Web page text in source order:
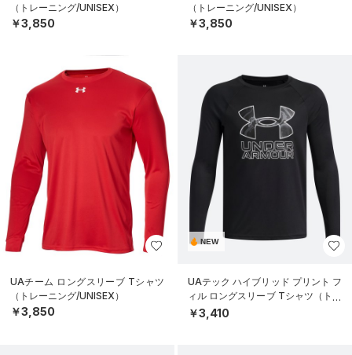
（トレーニング/UNISEX）
￥3,850
（トレーニング/UNISEX）
￥3,850
UAチーム ロングスリーブ Tシャツ
（トレーニング/UNISEX）
￥3,850
NEW
UAテック ハイブリッド プリント フ
ィル ロングスリーブ Tシャツ（トレ
ーニング/BOYS）
￥3,410